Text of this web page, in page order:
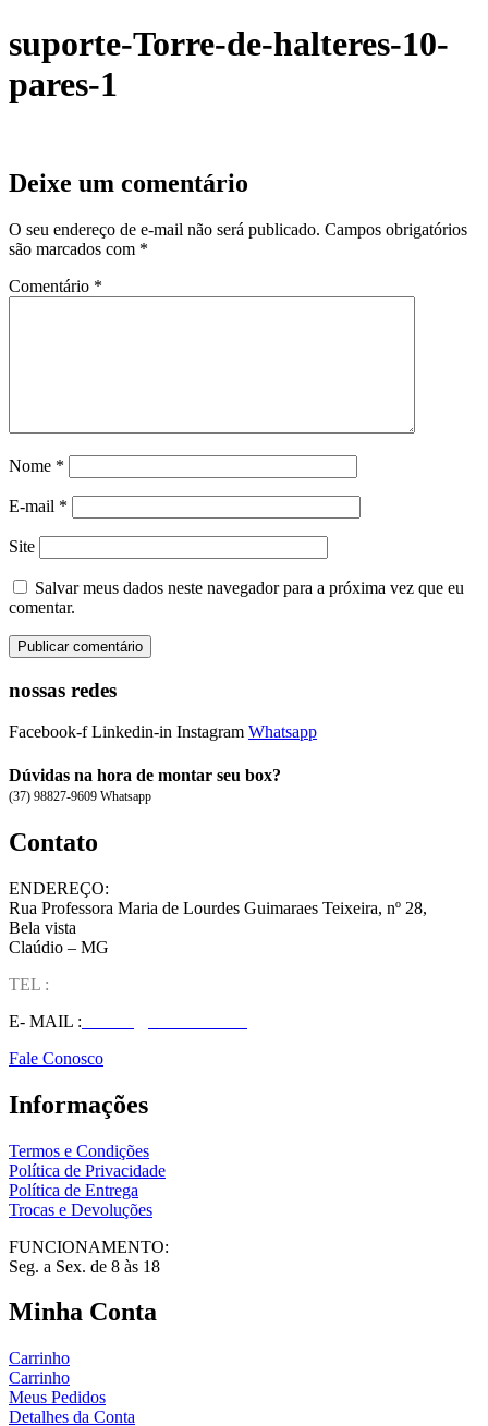
suporte-Torre-de-halteres-10-
pares-1
Deixe um comentário
O seu endereço de e-mail não será publicado. Campos obrigatórios
são marcados com *
Comentário *
Nome *
E-mail *
Site
Salvar meus dados neste navegador para a próxima vez que eu
comentar.
nossas redes
Facebook-f Linkedin-in Instagram Whatsapp
Dúvidas na hora de montar seu box?
(37) 98827-9609 Whatsapp
Contato
ENDEREÇO:
Rua Professora Maria de Lourdes Guimaraes Teixeira, nº 28,
Bela vista
Claúdio – MG
TEL :
E- MAIL :
Fale Conosco
Informações
Termos e Condições
Política de Privacidade
Política de Entrega
Trocas e Devoluções
FUNCIONAMENTO:
Seg. a Sex. de 8 às 18
Minha Conta
Carrinho
Carrinho
Meus Pedidos
Detalhes da Conta